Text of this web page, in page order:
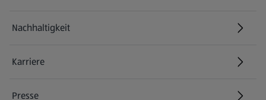
Nachhaltigkeit
Karriere
Presse